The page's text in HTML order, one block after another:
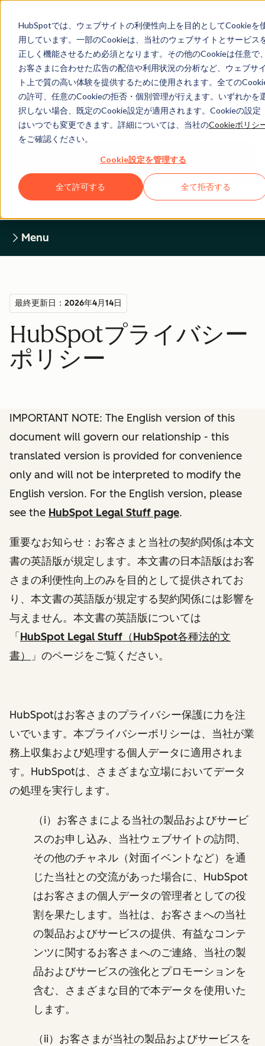
HubSpotでは、ウェブサイトの利便性向上を目的としてCookieを
用しています。一部のCookieは、当社のウェブサイトとサービス
正しく機能させるため必須となります。その他のCookieは任意で
お客さまに合わせた広告の配信や利用状況の分析など、ウェブサ
ト上で質の高い体験を提供するために使用されます。全ての
の許可、任意のCookieの拒否・個別管理が行えます。いずれかを
択しない場合、既定のCookie設定が適用されます。Cookieの設定
はいつでも変更できます。詳細については、当社のCookieポリシ
をご確認ください。
Cookie設定を管理する
全て許可する 全て拒否する
Legal Center
HUBSPOTプライバシーポリシー
Legal Centerホームページに戻る
Menu
最終更新日：2026年4月14日
HubSpotプライバシー
ポリシー
IMPORTANT NOTE: The English version of this
document will govern our relationship - this
translated version is provided for convenience
only and will not be interpreted to modify the
English version. For the English version, please
see the HubSpot Legal Stuff page.
重要なお知らせ：お客さまと当社の契約関係は本文
書の英語版が規定します。本文書の日本語版はお客
さまの利便性向上のみを目的として提供されてお
り、本文書の英語版が規定する契約関係には影響を
与えません。本文書の英語版については
「 HubSpot Legal Stuff（HubSpot各種法的文
書）
」 のページをご覧ください。
HubSpotはお客さまのプライバシー保護に力を注
いでいます。本プライバシーポリシーは、当社が業
務上収集および処理する個人データに適用されま
す。HubSpotは、さまざまな立場においてデータ
の処理を実行します。
（i）お客さまによる当社の製品およびサービ
スのお申し込み、当社ウェブサイトの訪問、
その他のチャネル（対面イベントなど）を通
じた当社との交流があった場合に、HubSpot
はお客さまの個人データの管理者としての役
割を果たします。当社は、お客さまへの当社
の製品およびサービスの提供、有益なコンテ
ンツに関するお客さまへのご連絡、当社の製
品およびサービスの強化とプロモーションを
含む、さまざまな目的で本データを使用いた
します。
（ii）お客さまが当社の製品およびサービスを